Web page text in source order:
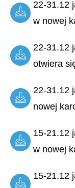
22-31.12
w nowej
22-31.12
otwiera
22-31.12
nowej
15-21.12
w nowej
15-21.12